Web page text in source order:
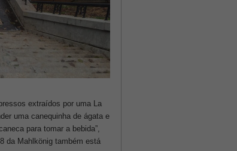
extraídos por uma La
uma canequinha de ágata e
para tomar a bebida”,
da Mahlkönig também está